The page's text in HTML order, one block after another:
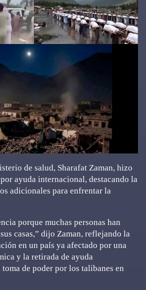
de salud, Sharafat Zaman, hizo
ayuda internacional, destacando la
adicionales para enfrentar la
porque muchas personas han
casas,” dijo Zaman, reflejando la
en un país ya afectado por una
y la retirada de ayuda
de poder por los talibanes en